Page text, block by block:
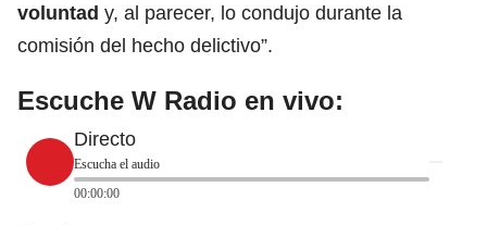
voluntad y, al parecer, lo condujo durante la
comisión del hecho delictivo”.
Escuche W Radio en vivo:
Directo
Escucha el audio
00:00:00